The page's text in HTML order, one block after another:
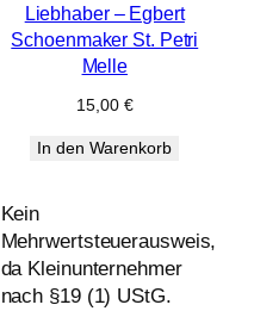
Liebhaber – Egbert
Schoenmaker St. Petri
Melle
15,00 €
In den Warenkorb
Kein
Mehrwertsteuerausweis,
da Kleinunternehmer
nach §19 (1) UStG.